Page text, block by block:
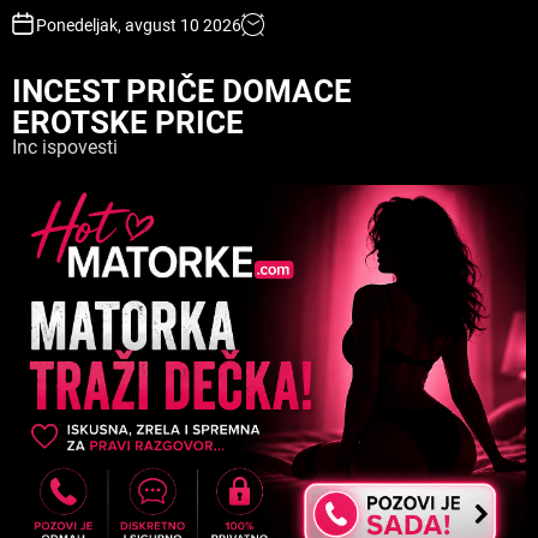
Ponedeljak, avgust 10 2026
INCEST PRIČE DOMACE
EROTSKE PRICE
Inc ispovesti